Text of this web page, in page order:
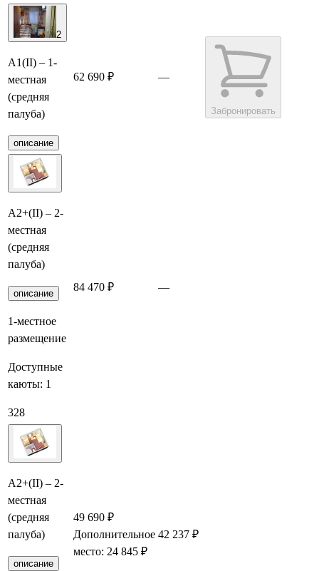
2
А1(II) – 1-
местная
(средняя
палуба)
описание
62 690 ₽ —
Забронировать
А2+(II) – 2-
местная
(средняя
палуба)
описание
1-местное
размещение
Доступные
каюты: 1
328
84 470 ₽ —
А2+(II) – 2-
местная
(средняя
палуба)
описание
49 690 ₽
Дополнительное
место: 24 845 ₽
42 237 ₽